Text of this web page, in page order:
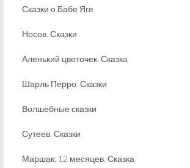
Сказки о Бабе Яге
Носов. Сказки
Аленький цветочек. Сказка
Шарль Перро. Сказки
Волшебные сказки
Сутеев. Сказки
Маршак. 12 месяцев. Сказка